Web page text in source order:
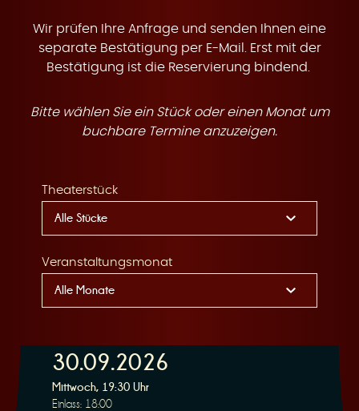
e
R
Wir prüfen Ihre Anfrage und senden Ihnen eine
separate Bestätigung per E-Mail. Erst mit der
Bestätigung ist die Reservierung bindend.
Bitte wählen Sie ein Stück oder einen Monat um
buchbare Termine anzuzeigen.
Theaterstück
Veranstaltungsmonat
30.09.2026
Mittwoch, 19:30 Uhr
Einlass: 18:00